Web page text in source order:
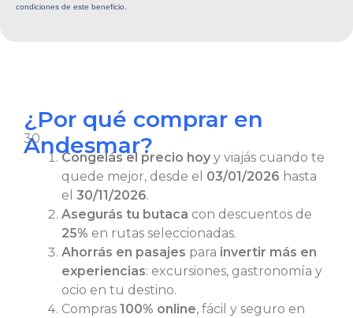
condiciones de este beneficio.
¿Por qué comprar en
Andesmar?
30
Congelás el precio hoy y viajás cuando te
quede mejor, desde el 03/01/2026 hasta
el 30/11/2026.
Asegurás tu butaca con descuentos de
25% en rutas seleccionadas.
Ahorrás en pasajes para invertir más en
experiencias: excursiones, gastronomía y
ocio en tu destino.
Compras 100% online, fácil y seguro en